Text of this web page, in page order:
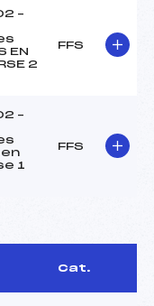
–
EN
2
FFS
–
en
1
FFS
Cat.